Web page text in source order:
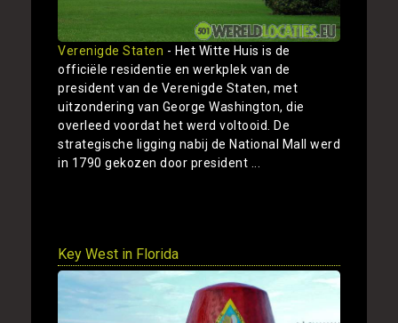
Verenigde Staten - Het Witte Huis is de
officiële residentie en werkplek van de
president van de Verenigde Staten, met
uitzondering van George Washington, die
overleed voordat het werd voltooid. De
strategische ligging nabij de National Mall werd
in 1790 gekozen door president ...
Key West in Florida